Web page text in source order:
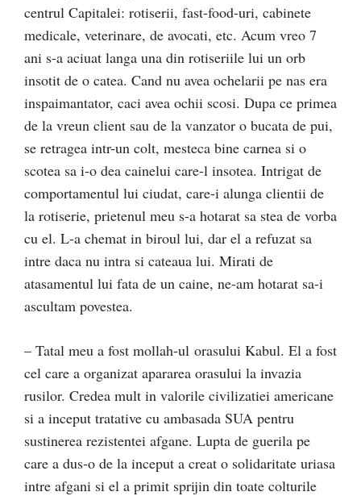
centrul Capitalei: rotiserii, fast-food-uri, cabinete
medicale, veterinare, de avocati, etc. Acum vreo 7
ani s-a aciuat langa una din rotiseriile lui un orb
insotit de o catea. Cand nu avea ochelarii pe nas era
inspaimantator, caci avea ochii scosi. Dupa ce primea
de la vreun client sau de la vanzator o bucata de pui,
se retragea intr-un colt, mesteca bine carnea si o
scotea sa i-o dea cainelui care-l insotea. Intrigat de
comportamentul lui ciudat, care-i alunga clientii de
la rotiserie, prietenul meu s-a hotarat sa stea de vorba
cu el. L-a chemat in biroul lui, dar el a refuzat sa
intre daca nu intra si cateaua lui. Mirati de
atasamentul lui fata de un caine, ne-am hotarat sa-i
ascultam povestea.
– Tatal meu a fost mollah-ul orasului Kabul. El a fost
cel care a organizat apararea orasului la invazia
rusilor. Credea mult in valorile civilizatiei americane
si a inceput tratative cu ambasada SUA pentru
sustinerea rezistentei afgane. Lupta de guerila pe
care a dus-o de la inceput a creat o solidaritate uriasa
intre afgani si el a primit sprijin din toate colturile